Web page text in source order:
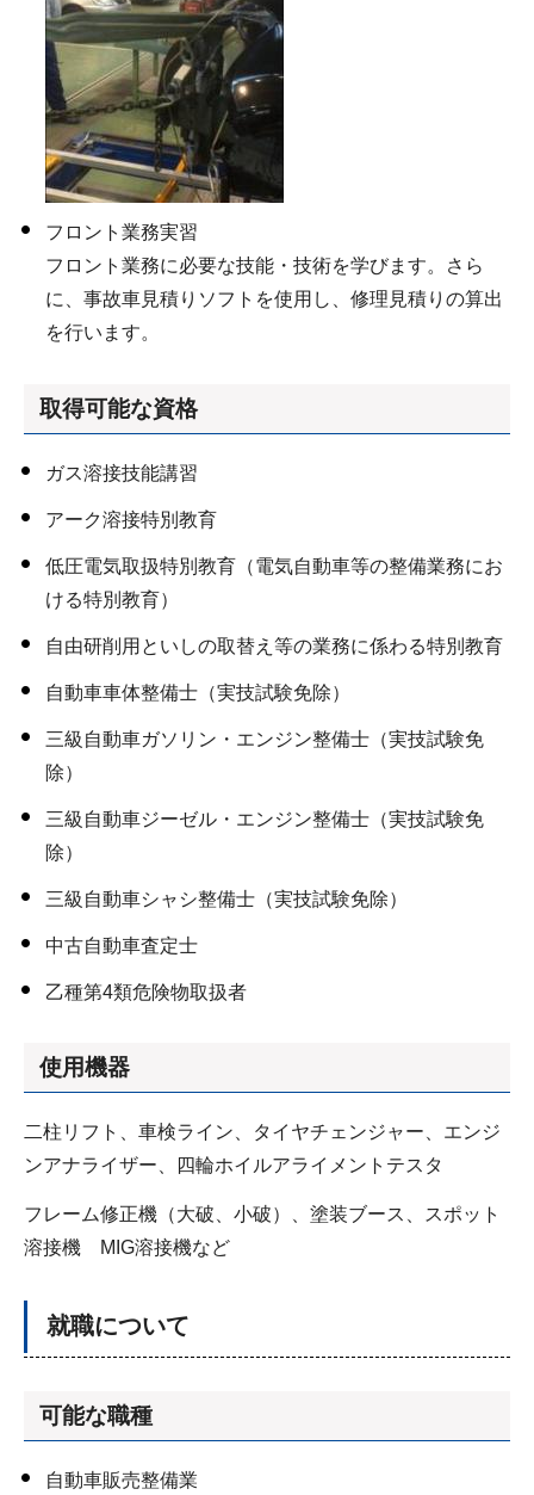
フロント業務実習
フロント業務に必要な技能・技術を学びます。さら
に、事故車見積りソフトを使用し、修理見積りの算出
を行います。
取得可能な資格
ガス溶接技能講習
アーク溶接特別教育
低圧電気取扱特別教育（電気自動車等の整備業務にお
ける特別教育）
自由研削用といしの取替え等の業務に係わる特別教育
自動車車体整備士（実技試験免除）
三級自動車ガソリン・エンジン整備士（実技試験免
除）
三級自動車ジーゼル・エンジン整備士（実技試験免
除）
三級自動車シャシ整備士（実技試験免除）
中古自動車査定士
乙種第4類危険物取扱者
使用機器
二柱リフト、車検ライン、タイヤチェンジャー、エンジ
ンアナライザー、四輪ホイルアライメントテスタ
フレーム修正機（大破、小破）、塗装ブース、スポット
溶接機 MIG溶接機など
就職について
可能な職種
自動車販売整備業